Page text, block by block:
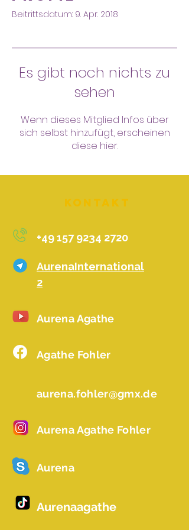
Beitrittsdatum: 9. Apr. 2018
Es gibt noch nichts zu
sehen
Wenn dieses Mitglied Infos über
sich selbst hinzufügt, erscheinen
diese hier.
Kontakt
+49 157 9234 2720
AurenaInternational
2
Aurena Agathe
Agathe Fohler
aurena.fohler@gmx.de
Aurena Agathe Fohler
Aurena
Aurenaagathe